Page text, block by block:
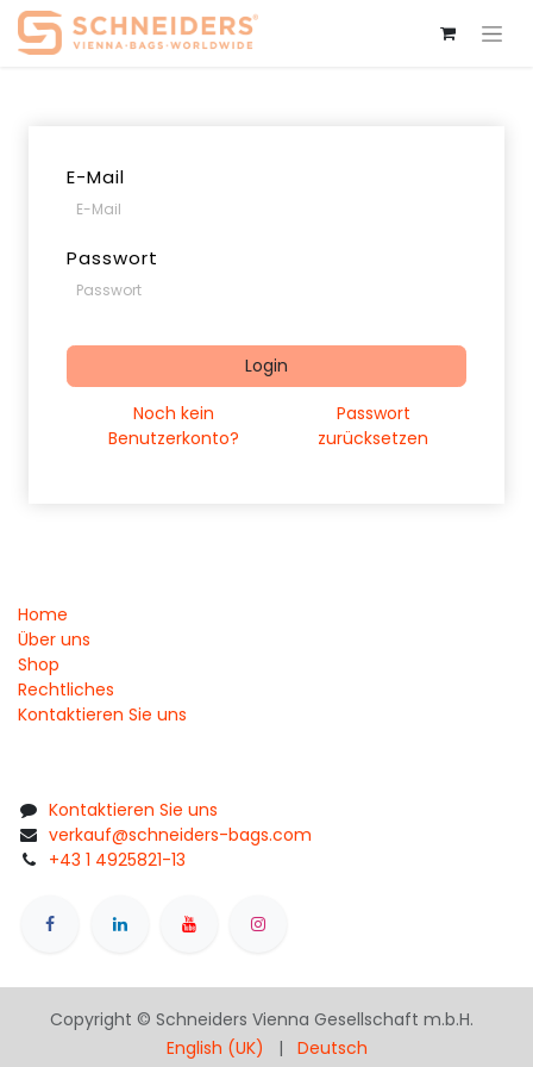
E-Mail
Passwort
Login
Noch kein
Benutzerkonto?
Passwort
zurücksetzen
Home
Über uns
Shop
Rechtliches
Kontaktieren Sie uns
Kontaktieren Sie uns
verkauf@schneiders-bags.com
+43 1 4925821-13
Copyright © Schneiders Vienna Gesellschaft m.b.H.
English (UK)
| Deutsch